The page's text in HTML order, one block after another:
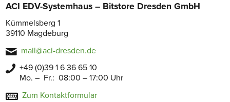
ACI EDV-Systemhaus – Bitstore Dresden GmbH
Kümmelsberg 1
39110 Magdeburg
mail@aci-dresden.de
+49 (0)39 1 6 36 65 10
Mo. – Fr.: 08:00 – 17:00 Uhr
Zum Kontaktformular